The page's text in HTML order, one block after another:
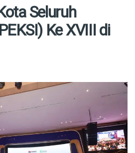
Seluruh
Ke XVIII di